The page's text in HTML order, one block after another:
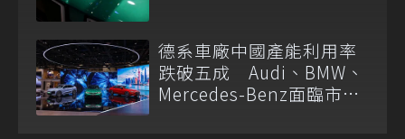
德系車廠中國產能利用率
跌破五成 Audi、BMW、
Mercedes-Benz面臨市場